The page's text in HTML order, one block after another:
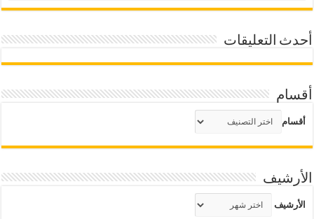
أحدث التعليقات
أقسام
أقسام
الأرشيف
الأرشيف